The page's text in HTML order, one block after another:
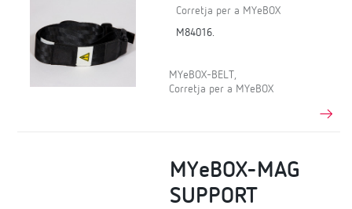
Corretja per a MYeBOX
M84016.
MYeBOX-BELT,
Corretja per a MYeBOX
MYeBOX-MAG
SUPPORT